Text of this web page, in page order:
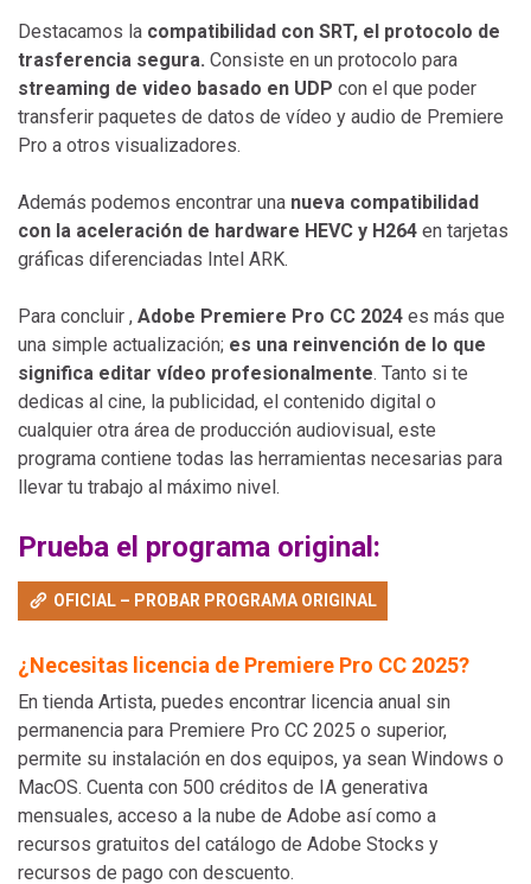
Destacamos la compatibilidad con SRT, el protocolo de
trasferencia segura. Consiste en un protocolo para
streaming de video basado en UDP con el que poder
transferir paquetes de datos de vídeo y audio de Premiere
Pro a otros visualizadores.
Además podemos encontrar una nueva compatibilidad
con la aceleración de hardware HEVC y H264 en tarjetas
gráficas diferenciadas Intel ARK.
Para concluir , Adobe Premiere Pro CC 2024 es más que
una simple actualización; es una reinvención de lo que
significa editar vídeo profesionalmente. Tanto si te
dedicas al cine, la publicidad, el contenido digital o
cualquier otra área de producción audiovisual, este
programa contiene todas las herramientas necesarias para
llevar tu trabajo al máximo nivel.
Prueba el programa original:
OFICIAL – PROBAR PROGRAMA ORIGINAL
¿Necesitas licencia de Premiere Pro CC 2025?
En tienda Artista, puedes encontrar licencia anual sin
permanencia para Premiere Pro CC 2025 o superior,
permite su instalación en dos equipos, ya sean Windows o
MacOS. Cuenta con 500 créditos de IA generativa
mensuales, acceso a la nube de Adobe así como a
recursos gratuitos del catálogo de Adobe Stocks y
recursos de pago con descuento.